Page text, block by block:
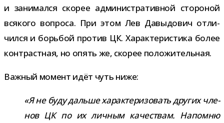
и зани­мался ско­рее адми­ни­стра­тив­ной сто­ро­ной
вся­кого вопроса. При этом Лев Давыдович отли­
чился и борь­бой про­тив ЦК. Характеристика более
кон­траст­ная, но опять же, ско­рее положительная.
Важный момент идёт чуть ниже:
«Я не буду дальше харак­те­ри­зо­вать дру­гих чле­
нов ЦК по их лич­ным каче­ствам. Напомню